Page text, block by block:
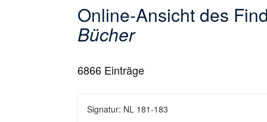
Online-Ansicht des
Bücher
6866 Einträge
Signatur: NL 181-183